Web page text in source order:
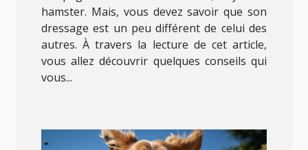
hamster. Mais, vous devez savoir que son
dressage est un peu différent de celui des
autres. À travers la lecture de cet article,
vous allez découvrir quelques conseils qui
vous...